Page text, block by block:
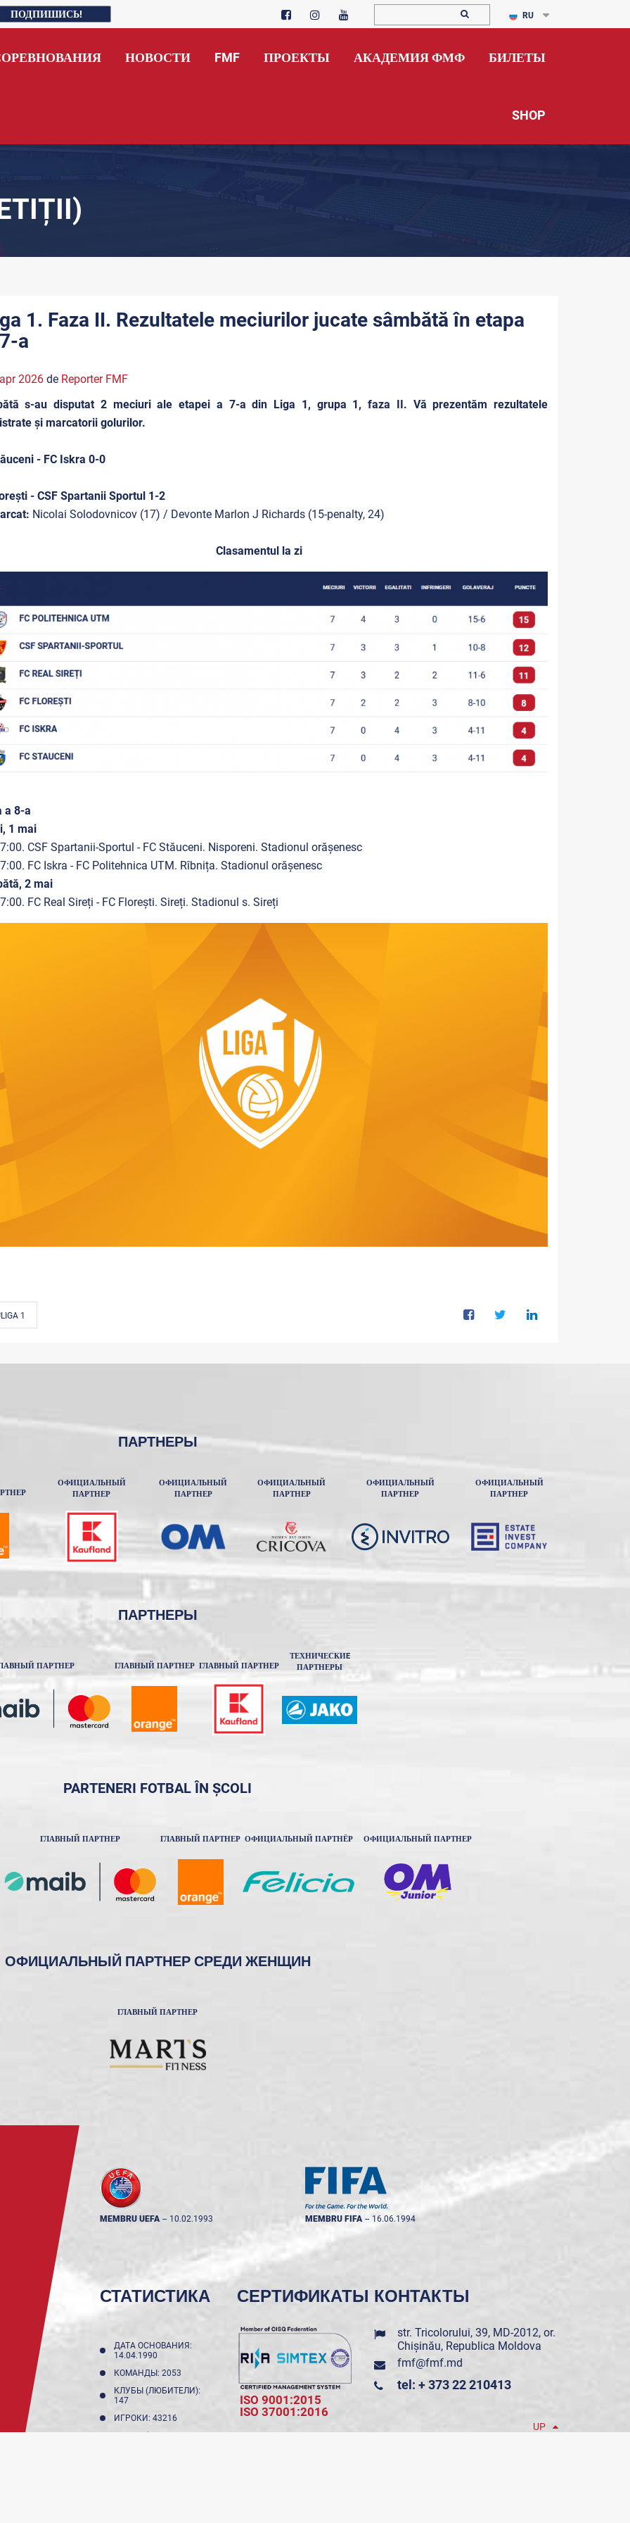
ПОДПИШИСЬ! RU
НОВОСТИ FMF ПРОЕКТЫ АКАДЕМИЯ ФМФ БИЛЕТЫ
SHOP
1. Faza II. Rezultatele meciurilor jucate sâmbătă în etapa
a
2026de Reporter FMF
s-au disputat 2 meciuri ale etapei a 7-a din Liga 1, grupa 1, faza II. Vă prezentăm rezultatele
și marcatorii golurilor.
- FC Iskra 0-0
- CSF Spartanii Sportul 1-2
Nicolai Solodovnicov (17) / Devonte Marlon J Richards (15-penalty, 24)
Clasamentul la zi
a 8-a
1 mai
CSF Spartanii-Sportul - FC Stăuceni. Nisporeni. Stadionul orășenesc
FC Iskra - FC Politehnica UTM. Rîbnița. Stadionul orășenesc
2 mai
FC Real Sireți - FC Florești. Sireți. Stadionul s. Sireți
1
ПАРТНЕРЫ
ОФИЦИАЛЬНЫЙ
ПАРТНЕР
ОФИЦИАЛЬНЫЙ
ПАРТНЕР
ОФИЦИАЛЬНЫЙ
ПАРТНЕР
ОФИЦИАЛЬНЫЙ
ПАРТНЕР
ОФИЦИАЛЬНЫЙ
ПАРТНЕР
ПАРТНЕРЫ
ПАРТНЕР ГЛАВНЫЙ ПАРТНЕР ГЛАВНЫЙ ПАРТНЕР
ТЕХНИЧЕСКИE
ПАРТНЕРЫ
PARTENERI FOTBAL ÎN ȘCOLI
ГЛАВНЫЙ ПАРТНЕР ГЛАВНЫЙ ПАРТНЕР ОФИЦИАЛЬНЫЙ ПАРТНЁР ОФИЦИАЛЬНЫЙ ПАРТНЕР
ОФИЦИАЛЬНЫЙ ПАРТНЕР СРЕДИ ЖЕНЩИН
ГЛАВНЫЙ ПАРТНЕР
MEMBRU UEFA -- 10.02.1993 MEMBRU FIFA -- 16.06.1994
СТАТИСТИКА
ДАТА ОСНОВАНИЯ:
14.04.1990
КОМАНДЫ: 2053
КЛУБЫ (ЛЮБИТЕЛИ):
147
ИГРОКИ: 43216
СЕРТИФИКАТЫ
ISO 9001:2015
ISO 37001:2016
КОНТАКТЫ
str. Tricolorului, 39, MD-2012, or.
Chișinău, Republica Moldova
fmf@fmf.md
tel: + 373 22 210413
UP